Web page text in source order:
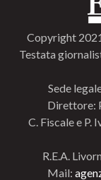
Copyright
Testata
Sede
Direttore:
C. Fiscale e
R.E.A.
Mail: